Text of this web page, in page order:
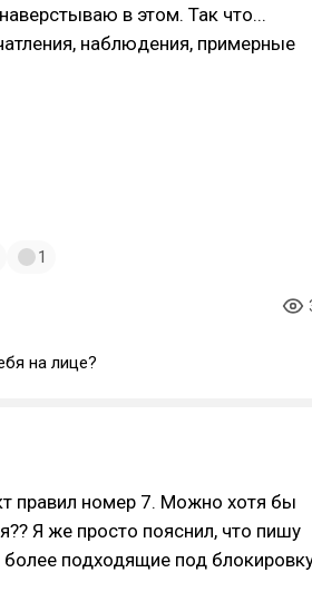
в этом. Так что...
наблюдения, примерные
1
на лице?
правил номер 7. Можно хотя бы
Я же просто пояснил, что пишу
подходящие под